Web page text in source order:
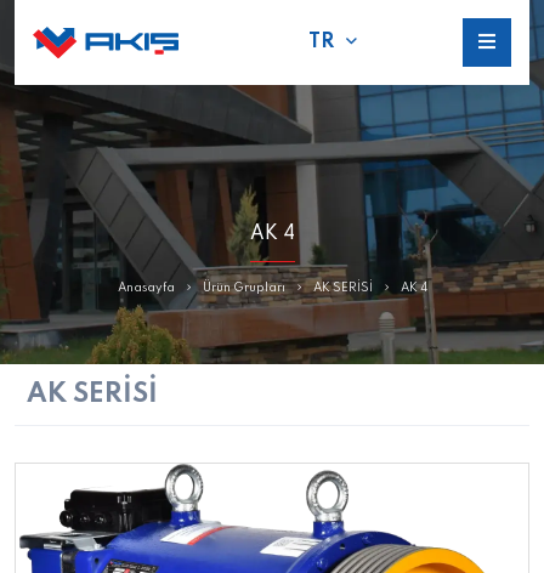
TR
AK 4
Anasayfa Ürün Grupları AK SERİSİ AK 4
AK SERİSİ